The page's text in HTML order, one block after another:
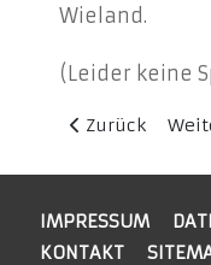
Wieland.
(Leider keine
Vorheriger
Zurück
IMPRESSUM
KONTAKT